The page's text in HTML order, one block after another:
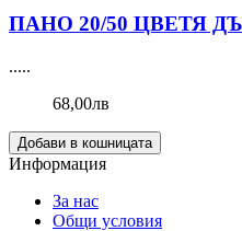
ПАНО 20/50 ЦВЕТЯ
.....
68,00лв
Добави в кошницата
Информация
За нас
Общи условия